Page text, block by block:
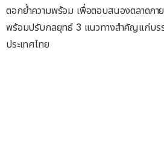
ตอกย้ำความพร้อม เพื่อตอบสนองตลาดภา
พร้อมปรับกลยุทธ์ 3 แนวทางสำคัญแก่บรร
ประเทศไทย